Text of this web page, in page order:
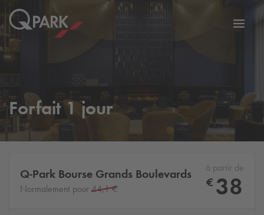
Forfait 1 jour
Q-Park Bourse Grands Boulevards
Normalement pour 44,1 €
à partir de
€ 38